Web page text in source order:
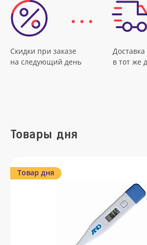
Скидки при заказе
на следующий день
Доставка
в тот же
Товары дня
Товар дня